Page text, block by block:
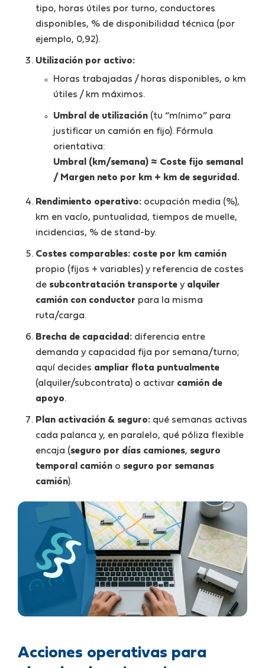
tipo, horas útiles por turno, conductores
disponibles, % de disponibilidad técnica (por
ejemplo, 0,92).
Utilización por activo:
Horas trabajadas / horas disponibles, o km
útiles / km máximos.
Umbral de utilización (tu “mínimo” para
justificar un camión en fijo). Fórmula
orientativa:
Umbral (km/semana) ≈ Coste fijo semanal
/ Margen neto por km + km de seguridad.
Rendimiento operativo: ocupación media (%),
km en vacío, puntualidad, tiempos de muelle,
incidencias, % de stand-by.
Costes comparables: coste por km camión
propio (fijos + variables) y referencia de costes
de subcontratación transporte y alquiler
camión con conductor para la misma
ruta/carga.
Brecha de capacidad: diferencia entre
demanda y capacidad fija por semana/turno;
aquí decides ampliar flota puntualmente
(alquiler/subcontrata) o activar camión de
apoyo.
Plan activación & seguro: qué semanas activas
cada palanca y, en paralelo, qué póliza flexible
encaja (seguro por días camiones, seguro
temporal camión o seguro por semanas
camión).
Acciones operativas para